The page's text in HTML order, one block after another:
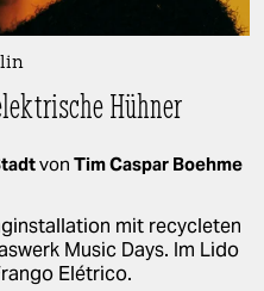
Hühner
von Tim Caspar Boehme
mit recycleten
Music Days. Im Lido
Elétrico.